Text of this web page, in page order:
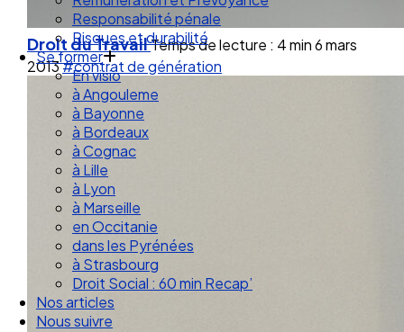
Responsabilité pénale
Risques et durabilité
Se former
En visio
à Angouleme
à Bayonne
à Bordeaux
à Cognac
à Lille
à Lyon
à Marseille
en Occitanie
dans les Pyrénées
à Strasbourg
Droit Social : 60 min Recap’
Nos articles
Nous suivre
Droit du TravailTemps de lecture : 4 min6 mars
2013#contrat de génération